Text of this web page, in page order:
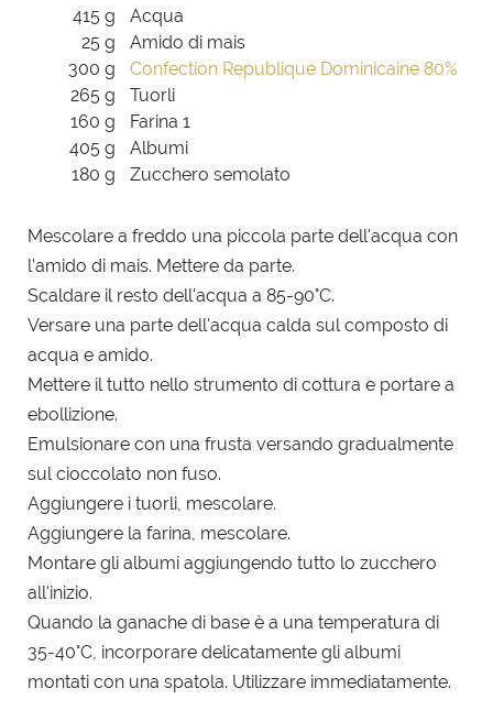
415 g
Acqua
25 g
Amido di mais
300 g
Confection Republique Dominicaine 80%
265 g
Tuorli
160 g
Farina 1
405 g
Albumi
180 g
Zucchero semolato
Mescolare a freddo una piccola parte dell'acqua con
l'amido di mais. Mettere da parte.
Scaldare il resto dell'acqua a 85-90°C.
Versare una parte dell'acqua calda sul composto di
acqua e amido.
Mettere il tutto nello strumento di cottura e portare a
ebollizione.
Emulsionare con una frusta versando gradualmente
sul cioccolato non fuso.
Aggiungere i tuorli, mescolare.
Aggiungere la farina, mescolare.
Montare gli albumi aggiungendo tutto lo zucchero
all'inizio.
Quando la ganache di base è a una temperatura di
35-40°C, incorporare delicatamente gli albumi
montati con una spatola. Utilizzare immediatamente.